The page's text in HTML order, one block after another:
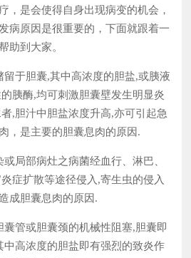
，是会使得自身出现病变的机会，
病原因是很重要的，下面就跟着一
助到大家。
留于胆囊,其中高浓度的胆盐,或胰液
胰酶,均可刺激胆囊壁发生明显炎
,胆汁中胆盐浓度升高,亦可引起急
，是主要的胆囊息肉的原因.
局部病灶之病菌经血行、淋巴、
症扩散等途径侵入,寄生虫的侵入
成胆囊息肉的原因.
管或胆囊颈的机械性阻塞,胆囊即
中高浓度的胆盐即有强烈的致炎作